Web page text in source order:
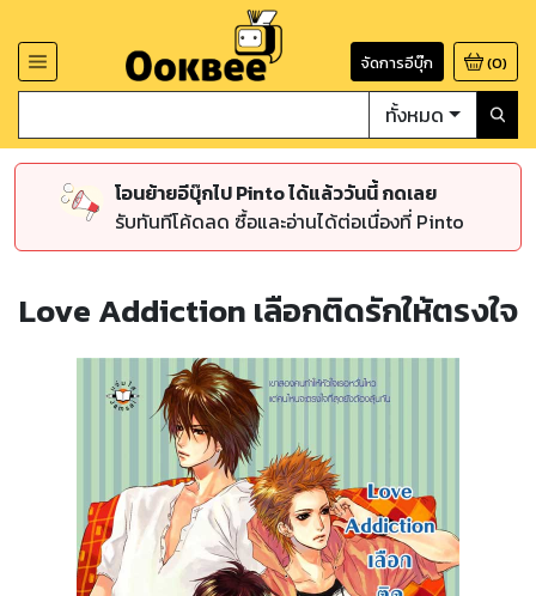
จัดการอีบุ๊ก (0)
ทั้งหมด
โอนย้ายอีบุ๊กไป Pinto ได้แล้ววันนี้ กดเลย
รับทันทีโค้ดลด ซื้อและอ่านได้ต่อเนื่องที่ Pinto
Love Addiction เลือกติดรักให้ตรงใจ